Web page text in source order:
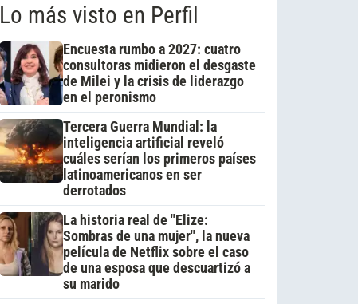
Lo más visto en Perfil
Encuesta rumbo a 2027: cuatro
consultoras midieron el desgaste
de Milei y la crisis de liderazgo
en el peronismo
Tercera Guerra Mundial: la
inteligencia artificial reveló
cuáles serían los primeros países
latinoamericanos en ser
derrotados
La historia real de "Elize:
Sombras de una mujer", la nueva
película de Netflix sobre el caso
de una esposa que descuartizó a
su marido